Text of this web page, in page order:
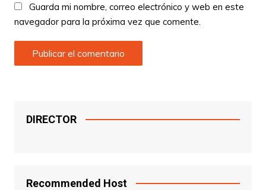
Guarda mi nombre, correo electrónico y web en este
navegador para la próxima vez que comente.
DIRECTOR
Recommended Host